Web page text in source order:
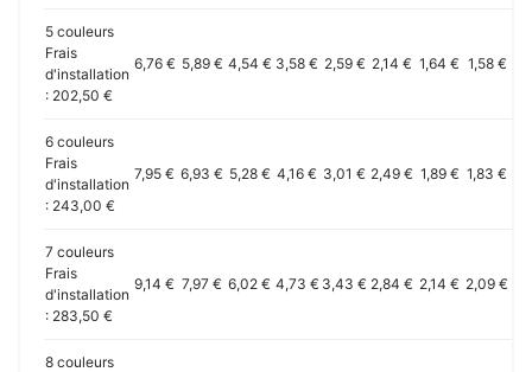
5 couleurs
Frais
d'installation
: 202,50 €
6,76 € 5,89 € 4,54 € 3,58 € 2,59 € 2,14 € 1,64 € 1,58 €
6 couleurs
Frais
d'installation
: 243,00 €
7,95 € 6,93 € 5,28 € 4,16 € 3,01 € 2,49 € 1,89 € 1,83 €
7 couleurs
Frais
d'installation
: 283,50 €
9,14 € 7,97 € 6,02 € 4,73 € 3,43 € 2,84 € 2,14 € 2,09 €
8 couleurs